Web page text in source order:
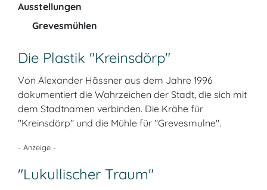
Ausstellungen
Grevesmühlen
Die Plastik "Kreinsdörp"
Von Alexander Hässner aus dem Jahre 1996
dokumentiert die Wahrzeichen der Stadt, die sich mit
dem Stadtnamen verbinden. Die Krähe für
"Kreinsdörp" und die Mühle für "Grevesmulne".
- Anzeige -
"Lukullischer Traum"